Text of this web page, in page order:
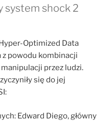
system shock 2
Optimized Data
z powodu kombinacji
przez ludzi.
się do jej
Edward Diego, główny